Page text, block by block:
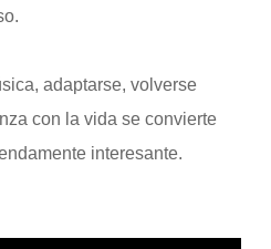
adaptarse, volverse
con la vida se convierte
interesante.